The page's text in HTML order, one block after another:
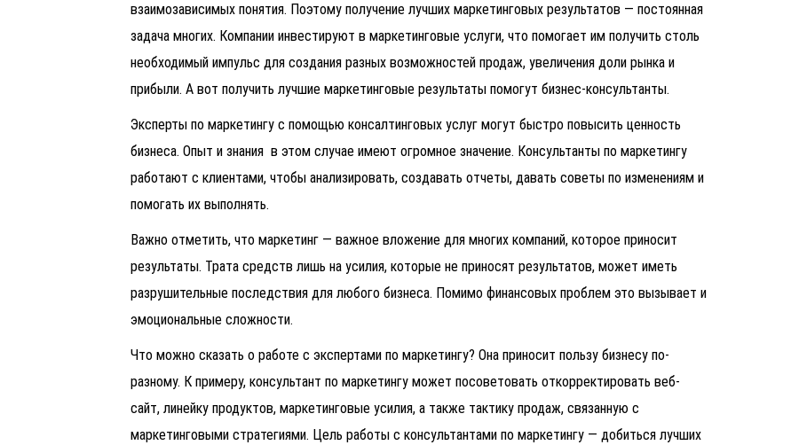
взаимозависимых понятия. Поэтому получение лучших маркетинговых результатов — постоянная
задача многих. Компании инвестируют в маркетинговые услуги, что помогает им получить столь
необходимый импульс для создания разных возможностей продаж, увеличения доли рынка и
прибыли. А вот получить лучшие маркетинговые результаты помогут бизнес-консультанты.
Эксперты по маркетингу с помощью консалтинговых услуг могут быстро повысить ценность
бизнеса. Опыт и знания в этом случае имеют огромное значение. Консультанты по маркетингу
работают с клиентами, чтобы анализировать, создавать отчеты, давать советы по изменениям и
помогать их выполнять.
Важно отметить, что маркетинг — важное вложение для многих компаний, которое приносит
результаты. Трата средств лишь на усилия, которые не приносят результатов, может иметь
разрушительные последствия для любого бизнеса. Помимо финансовых проблем это вызывает и
эмоциональные сложности.
Что можно сказать о работе с экспертами по маркетингу? Она приносит пользу бизнесу по-
разному. К примеру, консультант по маркетингу может посоветовать откорректировать веб-
сайт, линейку продуктов, маркетинговые усилия, а также тактику продаж, связанную с
маркетинговыми стратегиями. Цель работы с консультантами по маркетингу — добиться лучших